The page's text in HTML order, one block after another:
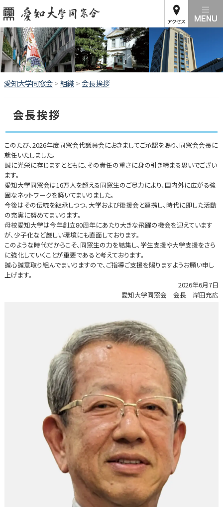
アクセス
愛知大学同窓会>組織>会長挨拶
会長挨拶
このたび、2026年度同窓会代議員会におきましてご承認を賜り、同窓会会長に
就任いたしました。
誠に光栄に存じますとともに、その責任の重さに身の引き締まる思いでござい
ます。
愛知大学同窓会は16万人を超える同窓生のご尽力により、国内外に広がる強
固なネットワークを築いてまいりました。
今後はその伝統を継承しつつ、大学および後援会と連携し、時代に即した活動
の充実に努めてまいります。
母校愛知大学は今年創立80周年にあたり大きな飛躍の機会を迎えています
が、少子化など厳しい環境にも直面しております。
このような時代だからこそ、同窓生の力を結集し、学生支援や大学支援をさら
に強化していくことが重要であると考えております。
誠心誠意取り組んでまいりますので、ご指導ご支援を賜りますようお願い申し
上げます。
2026年6月7日
愛知大学同窓会 会長 岸田充広